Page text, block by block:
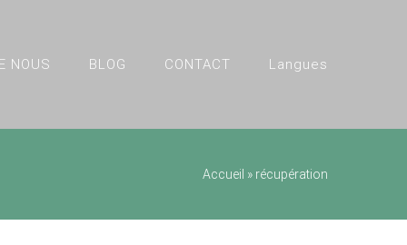
NOUS BLOG CONTACT Langues
Accueil » récupération